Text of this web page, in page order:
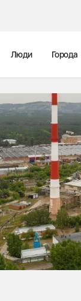
Люди Города